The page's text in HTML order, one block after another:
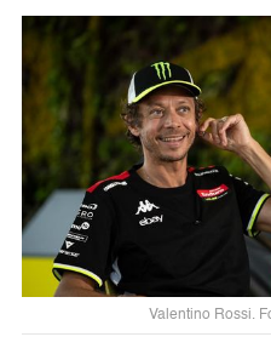
Valentino Rossi.